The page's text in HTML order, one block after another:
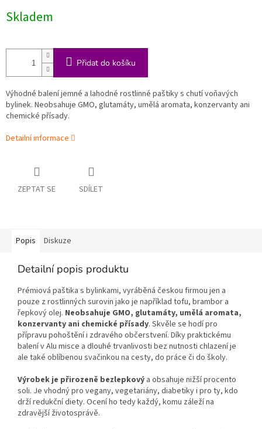
Skladem
Přidat do košíku
Výhodné balení jemné a lahodné rostlinné paštiky s chutí voňavých
bylinek. Neobsahuje GMO, glutamáty, umělá aromata, konzervanty ani
chemické přísady.
Detailní informace
ZEPTAT SE SDÍLET
Popis Diskuze
Detailní popis produktu
Prémiová paštika s bylinkami, vyráběná českou firmou jen a
pouze z rostlinných surovin jako je například tofu, brambor a
řepkový olej. Neobsahuje GMO, glutamáty, umělá aromata,
konzervanty ani chemické přísady. Skvěle se hodí pro
přípravu pohoštění i zdravého občerstvení. Díky praktickému
balení v Alu misce a dlouhé trvanlivosti bez nutnosti chlazení je
ale také oblíbenou svačinkou na cesty, do práce či do školy.
Výrobek je přirozeně bezlepkový a obsahuje nižší procento
soli. Je vhodný pro vegany, vegetariány, diabetiky i pro ty, kdo
drží redukční diety. Ocení ho tedy každý, komu záleží na
zdravější životosprávě.